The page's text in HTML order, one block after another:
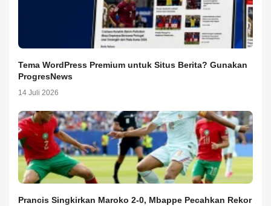
Tema WordPress Premium untuk Situs Berita? Gunakan
ProgresNews
14 Juli 2026
Prancis Singkirkan Maroko 2-0, Mbappe Pecahkan Rekor